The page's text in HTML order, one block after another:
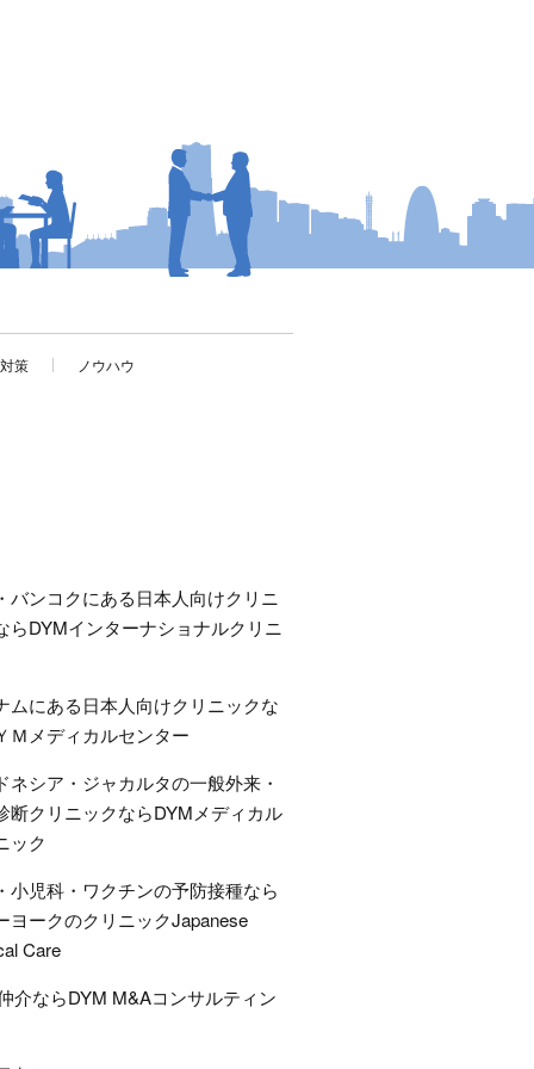
策
ノウハウ
バンコクにある日本人向けクリニ
らDYMインターナショナルクリニ
ムにある日本人向けクリニックな
Ｍメディカルセンター
ネシア・ジャカルタの一般外来・
断クリニックならDYMメディカル
ック
小児科・ワクチンの予防接種なら
ヨークのクリニックJapanese
Care
介ならDYM M&Aコンサルティン